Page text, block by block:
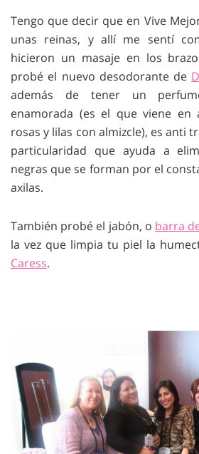
Tengo que decir que en Vive
unas reinas, y allí me sentí
hicieron un masaje en los
probé el nuevo desodorante de
además de tener un
enamorada (es el que viene en
rosas y lilas con almizcle), es anti
particularidad que ayuda a
negras que se forman por el
axilas.
También probé el jabón, o barra
la vez que limpia tu piel la
Caress.